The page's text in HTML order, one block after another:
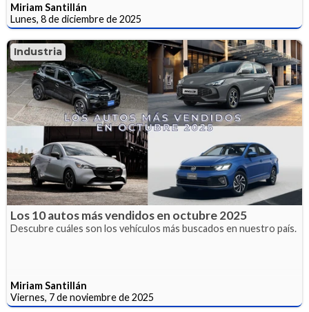
Miriam Santillán
Lunes, 8 de diciembre de 2025
Industria
Los 10 autos más vendidos en octubre 2025
Descubre cuáles son los vehículos más buscados en nuestro país.
Miriam Santillán
Viernes, 7 de noviembre de 2025